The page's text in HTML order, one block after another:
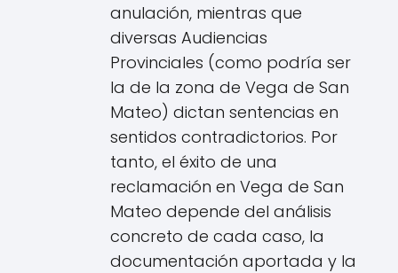
anulación, mientras que
diversas Audiencias
Provinciales (como podría ser
la de la zona de Vega de San
Mateo) dictan sentencias en
sentidos contradictorios. Por
tanto, el éxito de una
reclamación en Vega de San
Mateo depende del análisis
concreto de cada caso, la
documentación aportada y la